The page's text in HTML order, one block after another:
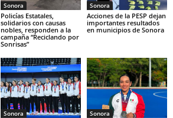
Sonora
Policías Estatales,
solidarios con causas
nobles, responden a la
campaña “Reciclando por
Sonrisas”
Sonora
Acciones de la PESP dejan
importantes resultados
en municipios de Sonora
Sonora Sonora